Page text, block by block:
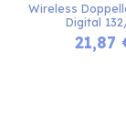
Wireless
Digital
21,87